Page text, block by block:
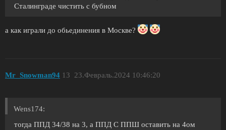
Сталинграде чистить с бубном
а как играли до обьединения в Москве?
Mr_Snowman94 23.Февраль.2024 10:46:20
13
Wens174:
тогда ППД 34/38 на 3, а ППД С ППШ оставить на 4ом